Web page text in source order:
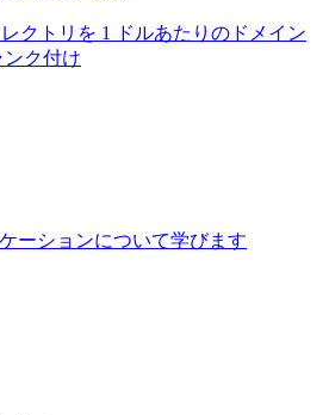
クトリを 1 ドルあたりのドメイン
ンク付け
ーションについて学びます